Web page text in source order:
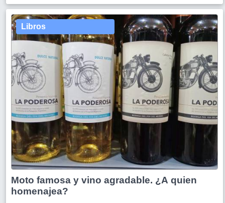
Libros
Moto famosa y vino agradable. ¿A quien
homenajea?